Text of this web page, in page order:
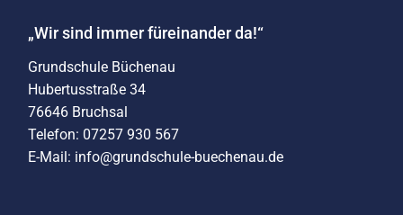
„Wir sind immer füreinander da!“
Grundschule Büchenau
Hubertusstraße 34
76646 Bruchsal
Telefon: 07257 930 567
E-Mail: info@grundschule-buechenau.de